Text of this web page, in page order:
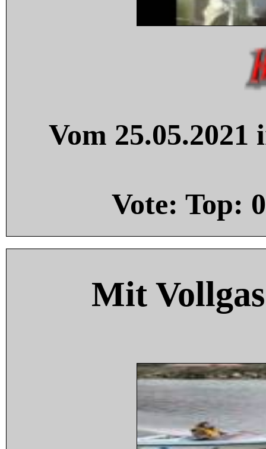
Vom
Vote: Top: 0
Mit